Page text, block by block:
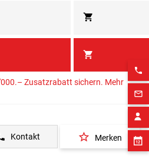
phone
mail_outline
shopping_cart
shopping_cart
Zusatzrabatt sichern. Mehr
Kontakt star_border Merken